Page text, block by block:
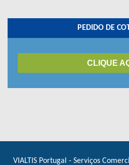
PEDIDO DE
CLIQUE
VIALTIS Portugal - Serviços